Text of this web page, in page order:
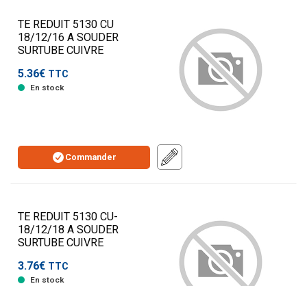
TE REDUIT 5130 CU
18/12/16 A SOUDER
SURTUBE CUIVRE
5.36€ TTC
En stock
Commander
TE REDUIT 5130 CU-
18/12/18 A SOUDER
SURTUBE CUIVRE
3.76€ TTC
En stock